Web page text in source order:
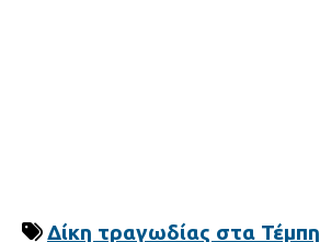
Δίκη τραγωδίας στα Τέμπη